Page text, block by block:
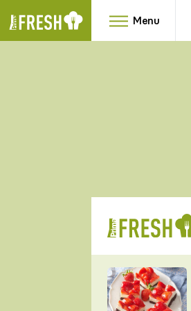
Menu
RYCHLOVKY